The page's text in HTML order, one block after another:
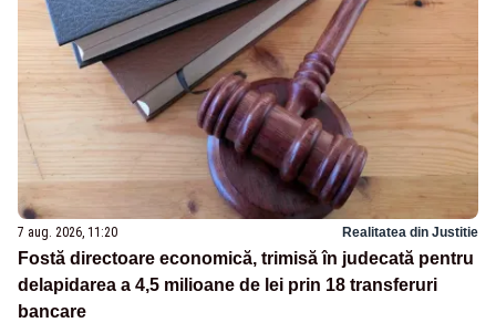
7 aug. 2026, 11:20 Realitatea din Justitie
Fostă directoare economică, trimisă în judecată pentru
delapidarea a 4,5 milioane de lei prin 18 transferuri
bancare